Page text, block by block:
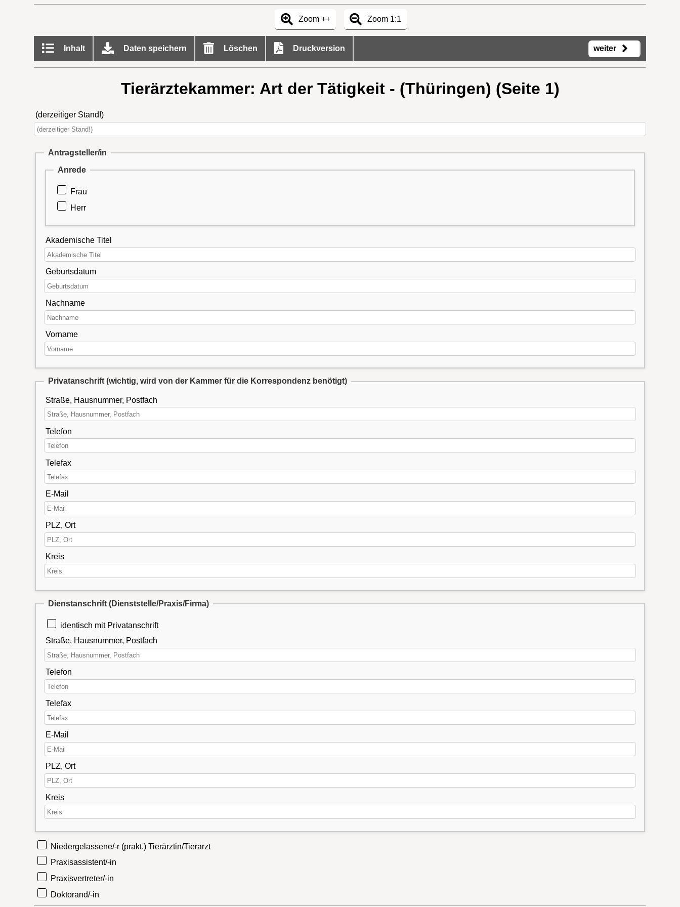
Zoom ++ Zoom 1:1
Inhalt Daten speichern Löschen Druckversion weiter
Tierärztekammer: Art der Tätigkeit - (Thüringen) (Seite 1)
(derzeitiger Stand!)
Antragsteller/in
Anrede
Frau
Herr
Akademische Titel
Geburtsdatum
Nachname
Vorname
Privatanschrift (wichtig, wird von der Kammer für die Korrespondenz benötigt)
Straße, Hausnummer, Postfach
Telefon
Telefax
E-Mail
PLZ, Ort
Kreis
Dienstanschrift (Dienststelle/Praxis/Firma)
identisch mit Privatanschrift
Straße, Hausnummer, Postfach
Telefon
Telefax
E-Mail
PLZ, Ort
Kreis
Niedergelassene/-r (prakt.) Tierärztin/Tierarzt
Praxisassistent/-in
Praxisvertreter/-in
Doktorand/-in